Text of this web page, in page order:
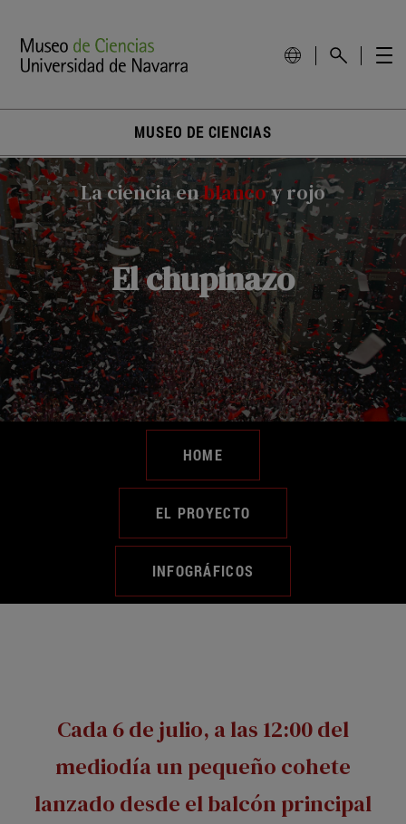
MUSEO DE CIENCIAS
La ciencia enblancoy rojo
El chupinazo
HOME
EL PROYECTO
INFOGRÁFICOS
Cada 6 de julio, a las 12:00 del
mediodía un pequeño cohete
lanzado desde el balcón principal